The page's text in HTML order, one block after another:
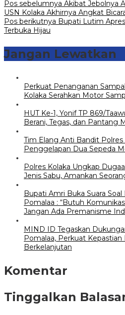
Pos sebelumnya Akibat Jebolnya
USN Kolaka Akhirnya Angkat
Pos berikutnya Bupati Lutim
Terbuka Hijau
Jangan Lewatkan
Perkuat Penanganan
Kolaka Serahkan Motor
HUT Ke-1, Yonif TP 869/
Berani, Tegas, dan Pantang
Tim Elang Anti Bandit
Penggelapan Dua Sepeda
Polres Kolaka Ungkap
Jenis Sabu, Amankan
Bupati Amri Buka Suara
Pomalaa : “Butuh
Jangan Ada Premanisme
MIND ID Tegaskan
Pomalaa, Perkuat Kepastian
Berkelanjutan
Komentar
Tinggalkan